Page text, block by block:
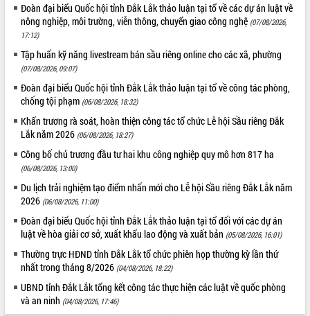
Hội thảo góp ý hồ sơ điều chỉnh quy
hoạch tỉnh Đắk Lắk thời kỳ 2021-2030,
tầm nhìn đến năm 2050
Nâng cao hiệu quả hoạt động của các
doanh nghiệp nhà nước
Hội nghị triển khai kết nối mạng
truyền số liệu chuyên dùng phục vụ cơ
quan Đảng, Nhà nước
Lễ phát động chuỗi hoạt động chung
tay làm sạch môi trường
Xã Ea Kar bước chuyển mình trong
công tác cải cách hành chính mô hình
mới
UBND tỉnh họp báo định kỳ tháng 4
năm 2026
Hội thảo khoa học “Giải pháp thúc đẩy
phát triển nền kinh tế xanh tại tỉnh
Đắk Lắk”
hiện nhiệm vụ quản lý tài sản công
hàng tuần
Đoàn đại biểu Quốc hội tỉnh Đắk Lắk thảo luận tại tổ về các dự án luật về
nông nghiệp, môi trường, viễn thông, chuyển giao công nghệ (07/08/2026,
17:12)
Tập huấn kỹ năng livestream bán sầu riêng online cho các xã, phường
(07/08/2026, 09:07)
Đoàn đại biểu Quốc hội tỉnh Đắk Lắk thảo luận tại tổ về công tác phòng,
chống tội phạm (06/08/2026, 18:32)
Khẩn trương rà soát, hoàn thiện công tác tổ chức Lễ hội Sầu riêng Đắk
Lắk năm 2026 (06/08/2026, 18:27)
Công bố chủ trương đầu tư hai khu công nghiệp quy mô hơn 817 ha
(06/08/2026, 13:00)
Du lịch trải nghiệm tạo điểm nhấn mới cho Lễ hội Sầu riêng Đắk Lắk năm
2026 (06/08/2026, 11:00)
Đoàn đại biểu Quốc hội tỉnh Đắk Lắk thảo luận tại tổ đối với các dự án
luật về hòa giải cơ sở, xuất khẩu lao động và xuất bản (05/08/2026, 16:01)
Thường trực HĐND tỉnh Đắk Lắk tổ chức phiên họp thường kỳ lần thứ
nhất trong tháng 8/2026 (04/08/2026, 18:22)
UBND tỉnh Đắk Lắk tổng kết công tác thực hiện các luật về quốc phòng
và an ninh (04/08/2026, 17:46)